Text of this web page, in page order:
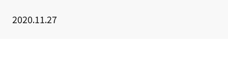
2020.11.27